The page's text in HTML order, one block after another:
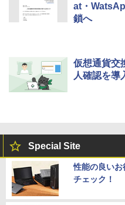
at・
鎖へ
仮想通貨交
人確認を導
Special Site
性能の良い
チェック！